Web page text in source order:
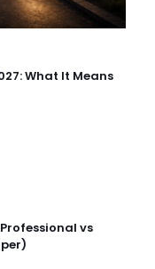
What It Means
vs